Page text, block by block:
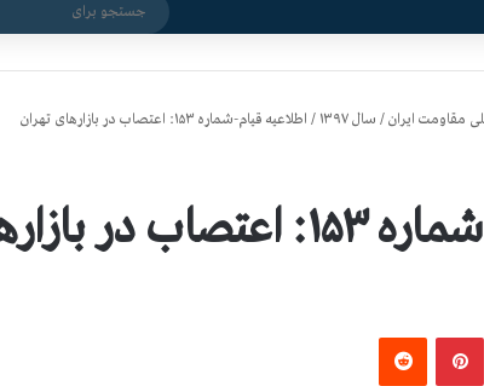
مقاومت ایران/ سال ۱۳۹۷ / اطلاعیه قیام-شماره ۱۵۳: اعتصاب در بازارهای تهران
تهران
‫پین‌ترست